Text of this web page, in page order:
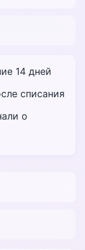
14 дней
списания
о